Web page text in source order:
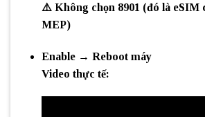
⚠️ Không chọn 8901 (đó là eSIM
MEP)
Enable → Reboot máy
Video thực tế: